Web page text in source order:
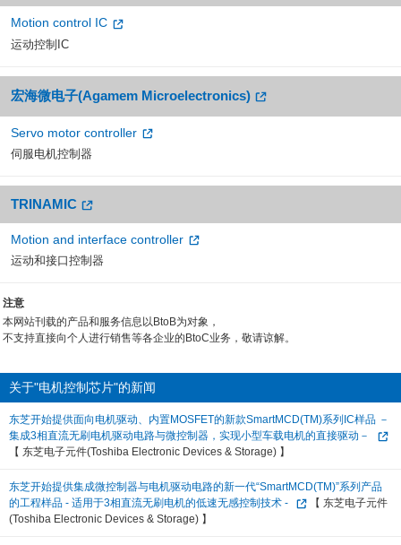
Motion control IC
运动控制IC
宏海微电子(Agamem Microelectronics)
Servo motor controller
伺服电机控制器
TRINAMIC
Motion and interface controller
运动和接口控制器
注意
本网站刊载的产品和服务信息以BtoB为对象，
不支持直接向个人进行销售等各企业的BtoC业务，敬请谅解。
关于"电机控制芯片"的新闻
东芝开始提供面向电机驱动、内置MOSFET的新款SmartMCD(TM)系列IC样品 －
集成3相直流无刷电机驱动电路与微控制器，实现小型车载电机的直接驱动－
【 东芝电子元件(Toshiba Electronic Devices & Storage) 】
东芝开始提供集成微控制器与电机驱动电路的新一代“SmartMCD(TM)”系列产品
的工程样品 - 适用于3相直流无刷电机的低速无感控制技术 -
【 东芝电子元件
(Toshiba Electronic Devices & Storage) 】